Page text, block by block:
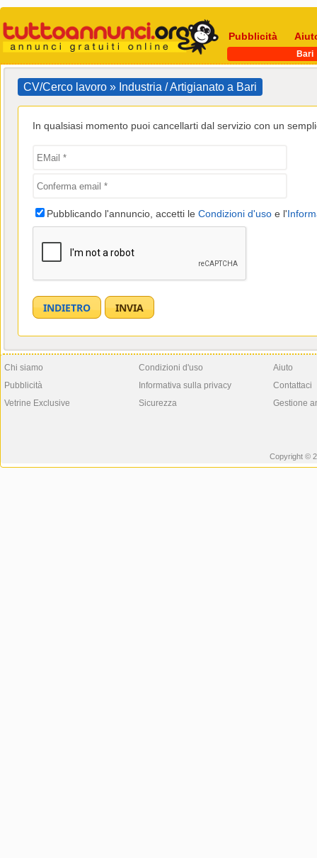
Pubblicità
Bari
CV/Cerco lavoro » Industria / Artigianato a Bari
In qualsiasi momento puoi cancellarti dal servizio con un
Pubblicando l'annuncio, accetti le Condizioni d'uso e l'
Chi siamo
Pubblicità
Vetrine Exclusive
Condizioni d'uso
Informativa sulla privacy
Sicurezza
Aiuto
Contattaci
Gestione
Copyright ©